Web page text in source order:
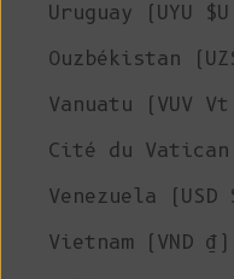
Uruguay (UYU
Ouzbékistan
Vanuatu (VUV
Cité du Vatican
Venezuela (USD
Vietnam (VND ₫)